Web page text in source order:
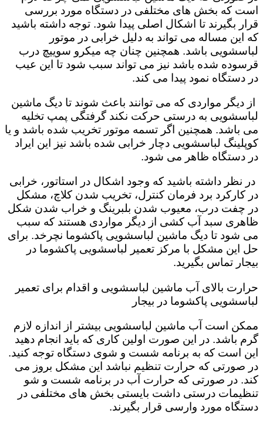
است که بخش های مختلفی در دستگاه مورد بررسی
قرار بگیرند تا اشکال اصلی پیدا شود. توجه داشته باشید
که این مساله می تواند به دلیل خرابی در موتور
لباسشویی باشد. همچنین چنان چه میکرو سوییچ درب
قرسوده شده باشد نیز می تواند سبب شود تا این عیب
در دستگاه نمود پیدا می کند.
از دیگر مواردی که می توانند باعث شوند تا دیگ ماشین
لباسشویی به درستی حرکت نکند گرفتگی پمپ تخلیه
می باشد. همچنین اگر تسمه موتور تخریب شده باشد و یا
کوپلینگ لباسشویی دچار خرابی شده باشد نیز این ایراد
در دستگاه ظاهر می شود.
در نظر داشته باشید که وجود اشکال در استاتور، خرابی
در کارکرد برد فرمان کنترل، تخریب شدن کلاچ، مشکل
در چفت درب، معیوب شدن بلبرینگ و خراب شدن شکل
ظاهری سبد آب کشی از دیگر مواردی هستند که سبب
می شود تا دیگ ماشین لباسشویی پاکشوما نچرخد. برای
حل این مشکل با مرکز تعمیر لباسشویی پاکشوما در
بیجار تماس بگیرید.
حرارت بالای آب ماشین لباسشویی و اقدام برای تعمیر
لباسشویی پاکشوما در بیجار
ممکن است آب ماشین لباسشویی بیشتر از اندازه لازم
گرم باشد. در این صورت اولین کاری که باید انجام دهید
این است که به برنامه شست و شوی دستگاه توجه کنید.
در صورتی که حرارت تنظیم نباشد این مشکل بروز می
کند. در صورتی که حرارت آب در برنامه شست و شو
تنظیمات درستی داشت بایستی بخش های مختلفی در
دستگاه مورد وارسی قرار بگیرند.